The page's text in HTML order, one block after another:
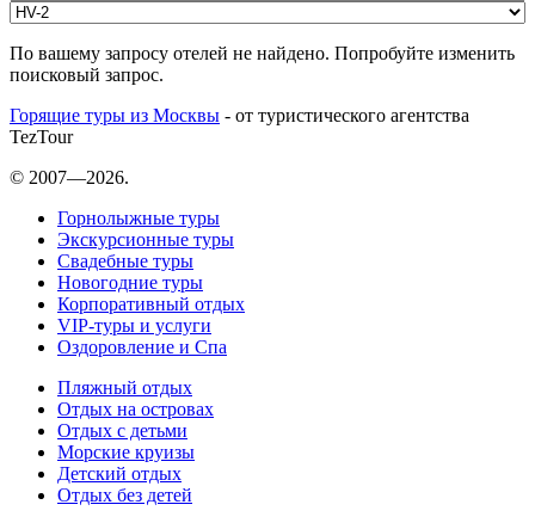
По вашему запросу отелей не найдено. Попробуйте изменить
поисковый запрос.
Горящие туры из Москвы - от туристического агентства
TezTour
© 2007—2026.
Горнолыжные туры
Экскурсионные туры
Свадебные туры
Новогодние туры
Корпоративный отдых
VIP-туры и услуги
Оздоровление и Спа
Пляжный отдых
Отдых на островах
Отдых с детьми
Морские круизы
Детский отдых
Отдых без детей